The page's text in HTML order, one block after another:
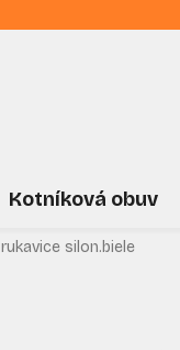
Kotníková obuv
rukavice silon.biele